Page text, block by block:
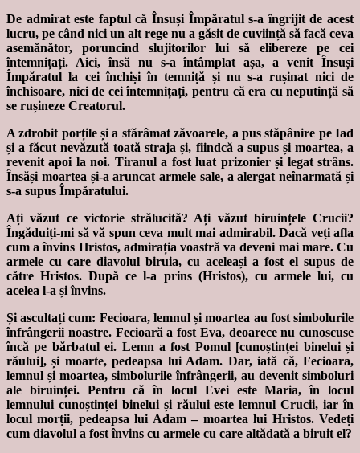
De admirat este faptul că Însuși Împăratul s-a îngrijit de acest
lucru, pe când nici un alt rege nu a găsit de cuviință să facă ceva
asemănător, poruncind slujitorilor lui să elibereze pe cei
întemnițați. Aici, însă nu s-a întâmplat așa, a venit Însuși
Împăratul la cei închiși în temniță și nu s-a rușinat nici de
închisoare, nici de cei întemnițați, pentru că era cu neputință să
se rușineze Creatorul.
A zdrobit porțile și a sfărâmat zăvoarele, a pus stăpânire pe Iad
și a făcut nevăzută toată straja și, fiindcă a supus și moartea, a
revenit apoi la noi. Tiranul a fost luat prizonier și legat strâns.
Însăși moartea și-a aruncat armele sale, a alergat neînarmată și
s-a supus Împăratului.
Ați văzut ce victorie strălucită? Ați văzut biruințele Crucii?
Îngăduiți-mi să vă spun ceva mult mai admirabil. Dacă veți afla
cum a învins Hristos, admirația voastră va deveni mai mare. Cu
armele cu care diavolul biruia, cu aceleași a fost el supus de
către Hristos. După ce l-a prins (Hristos), cu armele lui, cu
acelea l-a și învins.
Și ascultați cum: Fecioara, lemnul și moartea au fost simbolurile
înfrângerii noastre. Fecioară a fost Eva, deoarece nu cunoscuse
încă pe bărbatul ei. Lemn a fost Pomul [cunoștinței binelui și
răului], și moarte, pedeapsa lui Adam. Dar, iată că, Fecioara,
lemnul și moartea, simbolurile înfrângerii, au devenit simboluri
ale biruinței. Pentru că în locul Evei este Maria, în locul
lemnului cunoștinței binelui și răului este lemnul Crucii, iar în
locul morții, pedeapsa lui Adam – moartea lui Hristos. Vedeți
cum diavolul a fost învins cu armele cu care altădată a biruit el?